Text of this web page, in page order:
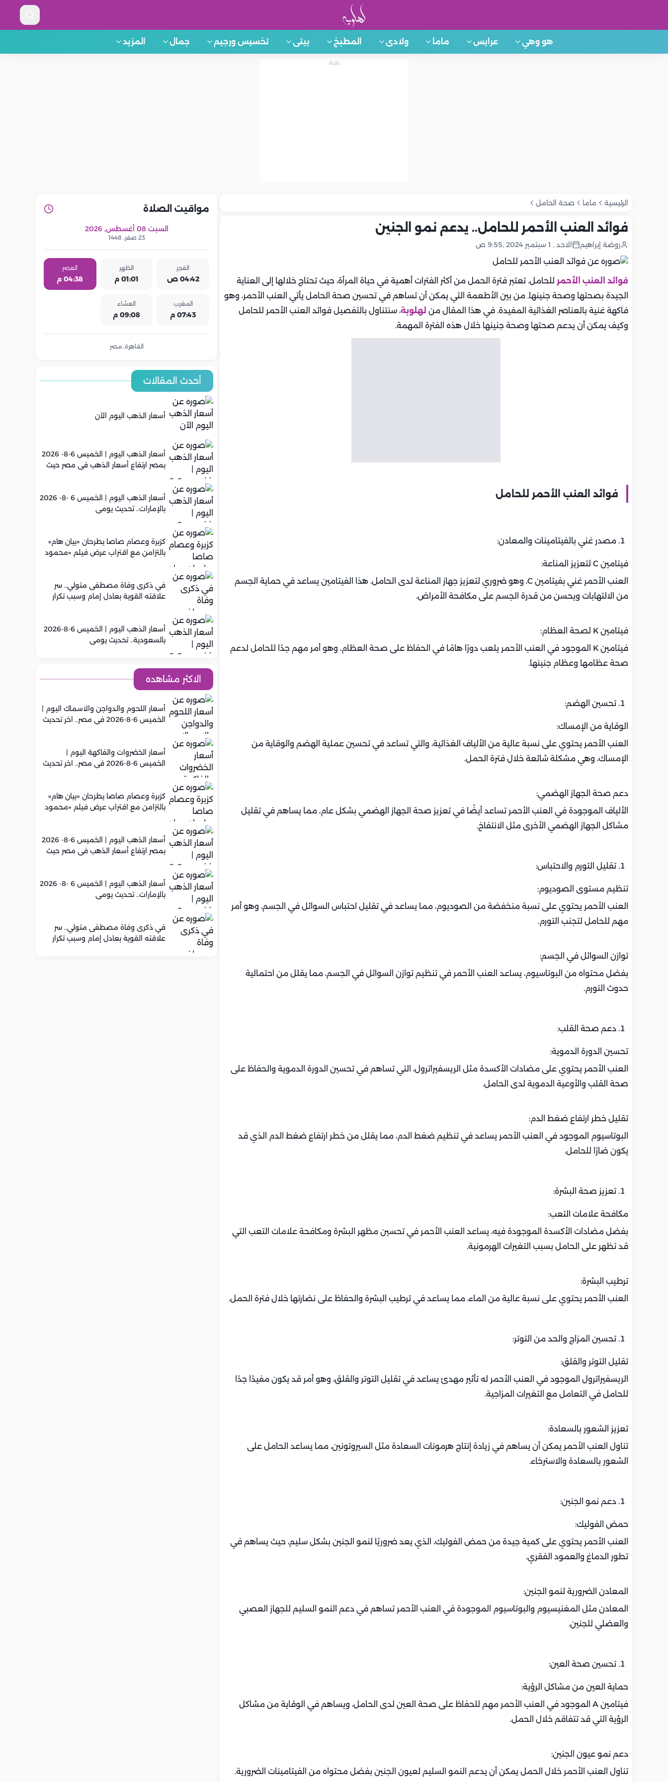
هو وهي عرايس ماما ولادى المطبخ بيتى تخسيس ورجيم جمال المزيد
الرئيسية ماما صحة الحامل
فوائد العنب الأحمر للحامل.. يدعم نمو الجنين
روضة إبراهيم الاحد , 1 سبتمبر 2024 ,9:55 ص
فوائد العنب الأحمر للحامل. تعتبر فترة الحمل من أكثر الفترات أهمية في حياة المرأة، حيث تحتاج خلالها إلى العناية
الجيدة بصحتها وصحة جنينها. من بين الأطعمة التي يمكن أن تساهم في تحسين صحة الحامل يأتي العنب الأحمر، وهو
فاكهة غنية بالعناصر الغذائية المفيدة. في هذا المقال من لهلوبة، سنتناول بالتفصيل فوائد العنب الأحمر للحامل
وكيف يمكن أن يدعم صحتها وصحة جنينها خلال هذه الفترة المهمة.
فوائد العنب الأحمر للحامل
مصدر غني بالفيتامينات والمعادن:
فيتامين C لتعزيز المناعة:
العنب الأحمر غني بفيتامين C، وهو ضروري لتعزيز جهاز المناعة لدى الحامل. هذا الفيتامين يساعد في حماية الجسم
من الالتهابات ويحسن من قدرة الجسم على مكافحة الأمراض.
فيتامين K لصحة العظام:
فيتامين K الموجود في العنب الأحمر يلعب دورًا هامًا في الحفاظ على صحة العظام، وهو أمر مهم جدًا للحامل لدعم
صحة عظامها وعظام جنينها.
تحسين الهضم:
الوقاية من الإمساك:
العنب الأحمر يحتوي على نسبة عالية من الألياف الغذائية، والتي تساعد في تحسين عملية الهضم والوقاية من
الإمساك، وهي مشكلة شائعة خلال فترة الحمل.
دعم صحة الجهاز الهضمي:
الألياف الموجودة في العنب الأحمر تساعد أيضًا في تعزيز صحة الجهاز الهضمي بشكل عام، مما يساهم في تقليل
مشاكل الجهاز الهضمي الأخرى مثل الانتفاخ.
تقليل التورم والاحتباس:
تنظيم مستوى الصوديوم:
العنب الأحمر يحتوي على نسبة منخفضة من الصوديوم، مما يساعد في تقليل احتباس السوائل في الجسم، وهو أمر
مهم للحامل لتجنب التورم.
توازن السوائل في الجسم:
بفضل محتواه من البوتاسيوم، يساعد العنب الأحمر في تنظيم توازن السوائل في الجسم، مما يقلل من احتمالية
حدوث التورم.
دعم صحة القلب:
تحسين الدورة الدموية:
العنب الأحمر يحتوي على مضادات الأكسدة مثل الريسفيراترول، التي تساهم في تحسين الدورة الدموية والحفاظ على
صحة القلب والأوعية الدموية لدى الحامل.
تقليل خطر ارتفاع ضغط الدم:
البوتاسيوم الموجود في العنب الأحمر يساعد في تنظيم ضغط الدم، مما يقلل من خطر ارتفاع ضغط الدم الذي قد
يكون ضارًا للحامل.
تعزيز صحة البشرة:
مكافحة علامات التعب:
بفضل مضادات الأكسدة الموجودة فيه، يساعد العنب الأحمر في تحسين مظهر البشرة ومكافحة علامات التعب التي
قد تظهر على الحامل بسبب التغيرات الهرمونية.
ترطيب البشرة:
العنب الأحمر يحتوي على نسبة عالية من الماء، مما يساعد في ترطيب البشرة والحفاظ على نضارتها خلال فترة الحمل.
تحسين المزاج والحد من التوتر:
تقليل التوتر والقلق:
الريسفيراترول الموجود في العنب الأحمر له تأثير مهدئ يساعد في تقليل التوتر والقلق، وهو أمر قد يكون مفيدًا جدًا
للحامل في التعامل مع التغيرات المزاجية.
تعزيز الشعور بالسعادة:
تناول العنب الأحمر يمكن أن يساهم في زيادة إنتاج هرمونات السعادة مثل السيروتونين، مما يساعد الحامل على
الشعور بالسعادة والاسترخاء.
دعم نمو الجنين:
حمض الفوليك:
العنب الأحمر يحتوي على كمية جيدة من حمض الفوليك، الذي يعد ضروريًا لنمو الجنين بشكل سليم، حيث يساهم في
تطور الدماغ والعمود الفقري.
المعادن الضرورية لنمو الجنين:
المعادن مثل المغنيسيوم والبوتاسيوم الموجودة في العنب الأحمر تساهم في دعم النمو السليم للجهاز العصبي
والعضلي للجنين.
تحسين صحة العين:
حماية العين من مشاكل الرؤية:
فيتامين A الموجود في العنب الأحمر مهم للحفاظ على صحة العين لدى الحامل، ويساهم في الوقاية من مشاكل
الرؤية التي قد تتفاقم خلال الحمل.
دعم نمو عيون الجنين:
تناول العنب الأحمر خلال الحمل يمكن أن يدعم النمو السليم لعيون الجنين بفضل محتواه من الفيتامينات الضرورية.
مواقيت الصلاة
السبت 08 أغسطس, 2026
23 صفر, 1448
الفجر
04:42 ص
الظهر
01:01 م
العصر
04:38 م
المغرب
07:43 م
العشاء
09:08 م
القاهرة، مصر
أحدث المقالات
أسعار الذهب اليوم الآن
أسعار الذهب اليوم | الخميس 6-8- 2026
بمصر ارتفاع أسعار الذهب في مصر حيث
أسعار الذهب اليوم | الخميس 6 -8- 2026
بالإمارات.. تحديث يومي
كزبرة وعصام صاصا يطرحان «بيان هام»
بالتزامن مع اقتراب عرض فيلم «محمود
في ذكرى وفاة مصطفى متولي.. سر
علاقته القوية بعادل إمام وسبب تكرار
أسعار الذهب اليوم | الخميس 6-8-2026
بالسعودية.. تحديث يومي
الاكثر مشاهده
أسعار اللحوم والدواجن والاسماك اليوم |
الخميس 6-8-2026 في مصر.. اخر تحديث
أسعار الخضروات والفاكهة اليوم |
الخميس 6-8-2026 في مصر.. اخر تحديث
كزبرة وعصام صاصا يطرحان «بيان هام»
بالتزامن مع اقتراب عرض فيلم «محمود
أسعار الذهب اليوم | الخميس 6-8- 2026
بمصر ارتفاع أسعار الذهب في مصر حيث
أسعار الذهب اليوم | الخميس 6 -8- 2026
بالإمارات.. تحديث يومي
في ذكرى وفاة مصطفى متولي.. سر
علاقته القوية بعادل إمام وسبب تكرار